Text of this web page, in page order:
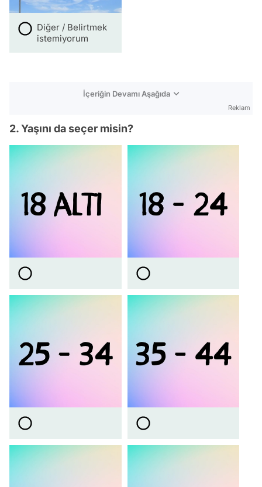
Diğer / Belirtmek
istemiyorum
İçeriğin Devamı Aşağıda
Reklam
2. Yaşını da seçer misin?